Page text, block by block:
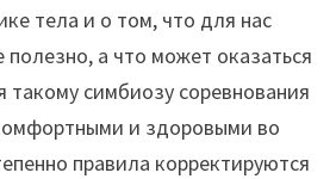
тела и о том, что для нас
полезно, а что может оказаться
такому симбиозу соревнования
и здоровыми во
правила корректируются